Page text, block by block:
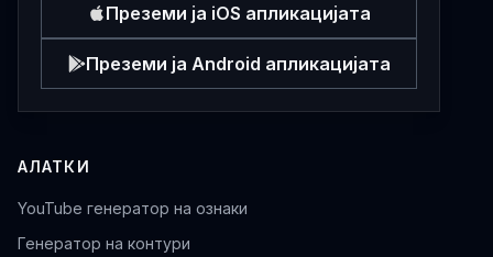
Преземи ја iOS апликацијата
Преземи ја Android апликацијата
АЛАТКИ
YouTube генератор на ознаки
Генератор на контури